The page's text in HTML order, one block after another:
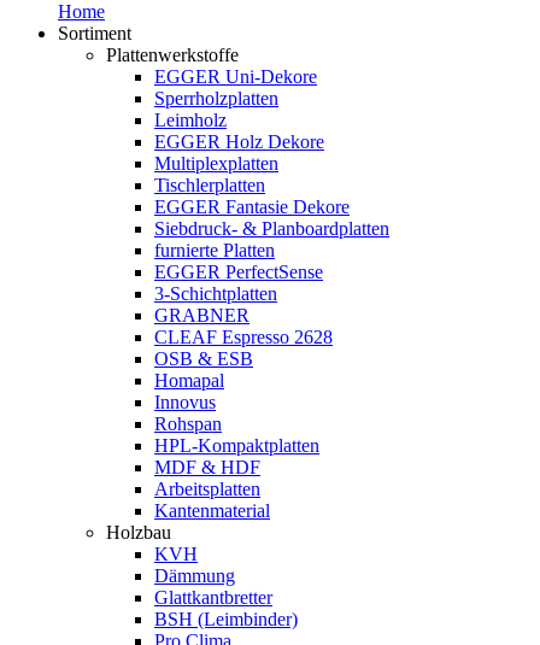
Home
Sortiment
Plattenwerkstoffe
EGGER Uni-Dekore
Sperrholzplatten
Leimholz
EGGER Holz Dekore
Multiplexplatten
Tischlerplatten
EGGER Fantasie Dekore
Siebdruck- & Planboardplatten
furnierte Platten
EGGER PerfectSense
3-Schichtplatten
GRABNER
CLEAF Espresso 2628
OSB & ESB
Homapal
Innovus
Rohspan
HPL-Kompaktplatten
MDF & HDF
Arbeitsplatten
Kantenmaterial
Holzbau
KVH
Dämmung
Glattkantbretter
BSH (Leimbinder)